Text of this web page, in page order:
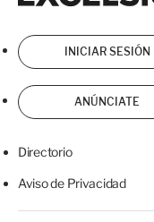
INICIAR SESIÓN
ANÚNCIATE
Directorio
Aviso de Privacidad